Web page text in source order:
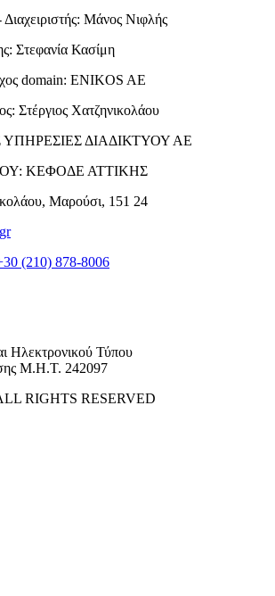
Μάνος Νιφλής
Στεφανία Κασίμη
domain: ENIKOS AE
Στέργιος Χατζηνικολάου
ΥΠΗΡΕΣΙΕΣ ΔΙΑΔΙΚΤΥΟΥ ΑΕ
ΚΕΦΟΔΕ ΑΤΤΙΚΗΣ
Μαρούσι, 151 24
(210) 878-8006
Ηλεκτρονικού Τύπου
Μ.Η.Τ. 242097
RIGHTS RESERVED